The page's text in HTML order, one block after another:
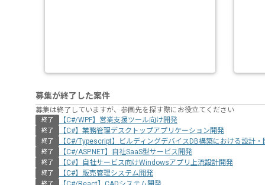
募集が終了した案件
募集は終了していますが、参画先を探す際にお役立てください
終了 【C#/WPF】営業支援ツール向け開発
終了 【C#】業務管理デスクトップアプリケーション開発
終了 【C#/Typescript】ビルディングデバイスDB構築における設計・
終了 【C#/ASP.NET】自社SaaS型サービス開発
終了 【C#】自社サービス向けWindowsアプリ上流設計開発
終了 【C#】販売管理システム開発
終了